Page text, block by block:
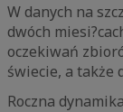
W danych na
dwóch
oczekiwań
świecie, a także
Roczna